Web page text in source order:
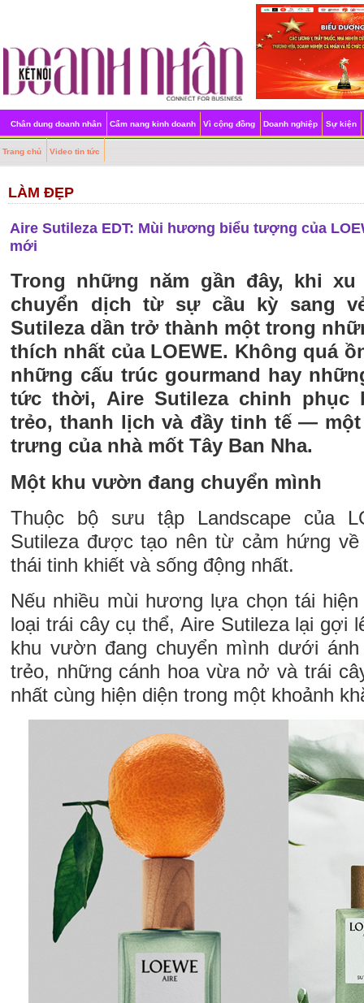
Chân dung doanh nhân Cẩm nang kinh doanh Vì cộng đồng Doanh nghiệp Sự kiện
Trang chủ Video tin tức
LÀM ĐẸP
Aire Sutileza EDT: Mùi hương biểu tượng của
mới
Trong những năm gần đây, khi
chuyển dịch từ sự cầu kỳ sang
Sutileza dần trở thành một trong
thích nhất của LOEWE. Không quá
những cấu trúc gourmand hay
tức thời, Aire Sutileza chinh phục
trẻo, thanh lịch và đầy tinh tế —
trưng của nhà mốt Tây Ban Nha.
Một khu vườn đang chuyển mình
Thuộc bộ sưu tập Landscape của
Sutileza được tạo nên từ cảm hứng về
thái tinh khiết và sống động nhất.
Nếu nhiều mùi hương lựa chọn tái
loại trái cây cụ thể, Aire Sutileza lại gợi
khu vườn đang chuyển mình dưới
trẻo, những cánh hoa vừa nở và trái
nhất cùng hiện diện trong một khoảnh